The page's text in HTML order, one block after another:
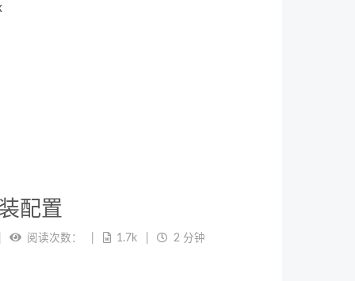
配置
阅读次数： 1.7k 2 分钟